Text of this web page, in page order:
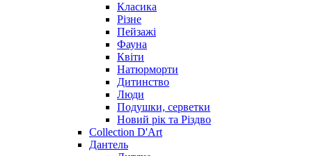
Класика
Різне
Пейзажі
Фауна
Квіти
Натюрморти
Дитинство
Люди
Подушки, серветки
Новий рік та Різдво
Collection D'Art
Дантель